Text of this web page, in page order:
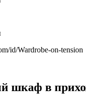
id/Wardrobe-on-tension
в